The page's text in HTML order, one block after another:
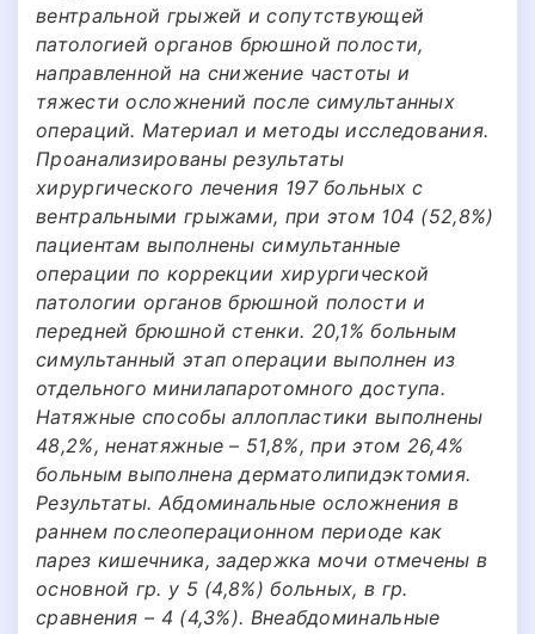
вентральной грыжей и сопутствующей
патологией органов брюшной полости,
направленной на снижение частоты и
тяжести осложнений после симультанных
операций. Материал и методы исследования.
Проанализированы результаты
хирургического лечения 197 больных с
вентральными грыжами, при этом 104 (52,8%)
пациентам выполнены симультанные
операции по коррекции хирургической
патологии органов брюшной полости и
передней брюшной стенки. 20,1% больным
симультанный этап операции выполнен из
отдельного минилапаротомного доступа.
Натяжные способы аллопластики выполнены
48,2%, ненатяжные – 51,8%, при этом 26,4%
больным выполнена дерматолипидэктомия.
Результаты. Абдоминальные осложнения в
раннем послеоперационном периоде как
парез кишечника, задержка мочи отмечены в
основной гр. у 5 (4,8%) больных, в гр.
сравнения – 4 (4,3%). Внеабдоминальные